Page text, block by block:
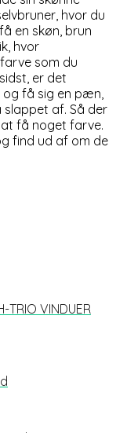
hvor du
en skøn, brun
hvor
som du
er det
og få sig en pæn,
af. Så der
få noget farve.
find ud af om de
VINDUER